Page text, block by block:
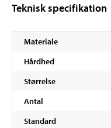
Teknisk specifikation
Materiale
Hårdhed
Størrelse
Antal
Standard